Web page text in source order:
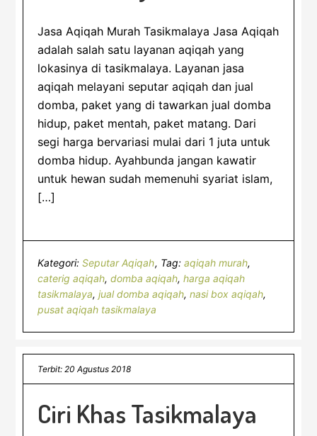
Jasa Aqiqah Murah Tasikmalaya Jasa Aqiqah
adalah salah satu layanan aqiqah yang
lokasinya di tasikmalaya. Layanan jasa
aqiqah melayani seputar aqiqah dan jual
domba, paket yang di tawarkan jual domba
hidup, paket mentah, paket matang. Dari
segi harga bervariasi mulai dari 1 juta untuk
domba hidup. Ayahbunda jangan kawatir
untuk hewan sudah memenuhi syariat islam,
[…]
Kategori:Seputar Aqiqah Tag:aqiqah murah,
caterig aqiqah,domba aqiqah,harga aqiqah
tasikmalaya,jual domba aqiqah,nasi box aqiqah,
pusat aqiqah tasikmalaya
Terbit: 20 Agustus 2018
Ciri Khas Tasikmalaya